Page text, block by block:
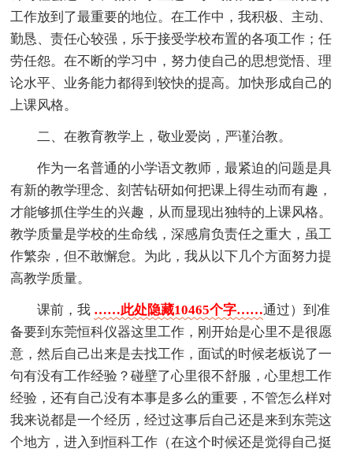
工作放到了最重要的地位。在工作中，我积极、主动、
勤恳、责任心较强，乐于接受学校布置的各项工作；任
劳任怨。在不断的学习中，努力使自己的思想觉悟、理
论水平、业务能力都得到较快的提高。加快形成自己的
上课风格。
二、在教育教学上，敬业爱岗，严谨治教。
作为一名普通的小学语文教师，最紧迫的问题是具
有新的教学理念、刻苦钻研如何把课上得生动而有趣，
才能够抓住学生的兴趣，从而显现出独特的上课风格。
教学质量是学校的生命线，深感肩负责任之重大，虽工
作繁杂，但不敢懈怠。为此，我从以下几个方面努力提
高教学质量。
课前，我 ……此处隐藏10465个字……通过）到准
备要到东莞恒科仪器这里工作，刚开始是心里不是很愿
意，然后自己出来是去找工作，面试的时候老板说了一
句有没有工作经验？碰壁了心里很不舒服，心里想工作
经验，还有自己没有本事是多么的重要，不管怎么样对
我来说都是一个经历，经过这事后自己还是来到东莞这
个地方，进入到恒科工作（在这个时候还是觉得自己挺